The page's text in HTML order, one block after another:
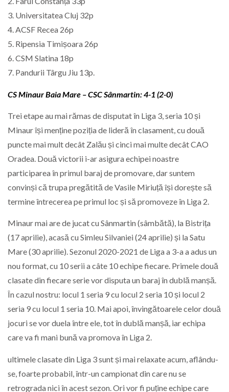
3. Universitatea Cluj 32p
4. ACSF Recea 26p
5. Ripensia Timișoara 26p
6. CSM Slatina 18p
7. Pandurii Târgu Jiu 13p.
CS Minaur Baia Mare – CSC Sânmartin: 4-1 (2-0)
Trei etape au mai rămas de disputat în Liga 3, seria 10 și
Minaur își menține poziția de lideră în clasament, cu două
puncte mai mult decât Zalău și cinci mai multe decât CAO
Oradea. Două victorii i-ar asigura echipei noastre
participarea în primul baraj de promovare, dar suntem
convinși că trupa pregătită de Vasile Miriuță își dorește să
termine întrecerea pe primul loc și să promoveze în Liga 2.
Minaur mai are de jucat cu Sânmartin (sâmbătă), la Bistrița
(17 aprilie), acasă cu Simleu Silvaniei (24 aprilie) și la Satu
Mare (30 aprilie). Sezonul 2020-2021 de Liga a 3-a a adus un
nou format, cu 10 serii a câte 10 echipe fiecare. Primele două
clasate din fiecare serie vor disputa un baraj în dublă manșă.
În cazul nostru: locul 1 seria 9 cu locul 2 seria 10 și locul 2
seria 9 cu locul 1 seria 10. Mai apoi, învingătoarele celor două
jocuri se vor duela între ele, tot în dublă manșă, iar echipa
care va fi mani bună va promova în Liga 2.
ultimele clasate din Liga 3 sunt și mai relaxate acum, aflându-
se, foarte probabil, într-un campionat din care nu se
retrograda nici în acest sezon. Ori vor fi puține echipe care